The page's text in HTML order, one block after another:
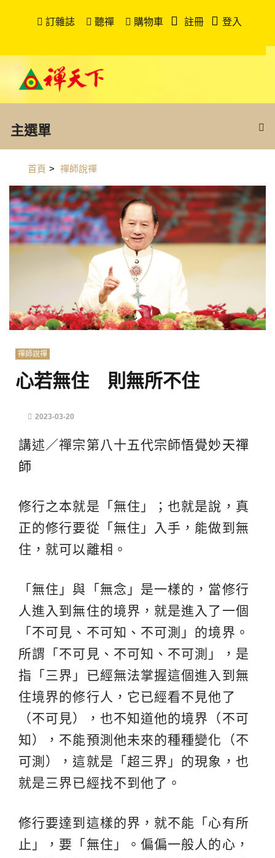
訂雜誌 聽禪 購物車 註冊 登入
主選單
首頁 > 禪師說禪
禪師說禪
心若無住 則無所不住
2023-03-20
講述／禪宗第八十五代宗師悟覺妙天禪
師
修行之本就是「無住」；也就是說，真
正的修行要從「無住」入手，能做到無
住，就可以離相。
「無住」與「無念」是一樣的，當修行
人進入到無住的境界，就是進入了一個
「不可見、不可知、不可測」的境界。
所謂「不可見、不可知、不可測」，是
指「三界」已經無法掌握這個進入到無
住境界的修行人，它已經看不見他了
（不可見），也不知道他的境界（不可
知），不能預測他未來的種種變化（不
可測），這就是「超三界」的現象，也
就是三界已經找不到他了。
修行要達到這樣的界，就不能「心有所
止」，要「無住」。偏偏一般人的心，